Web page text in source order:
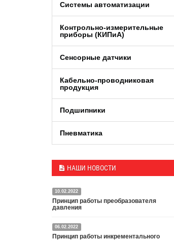
Системы автоматизации
Контрольно-измерительные
приборы (КИПиA)
Сенсорные датчики
Кабельно-проводниковая
продукция
Подшипники
Пневматика
НАШИ НОВОСТИ
10.02.2022
Принцип работы преобразователя
давления
Датчик или преобразователь давления — это
специальное устройство, преобразующее
06.02.2022
Принцип работы инкрементального